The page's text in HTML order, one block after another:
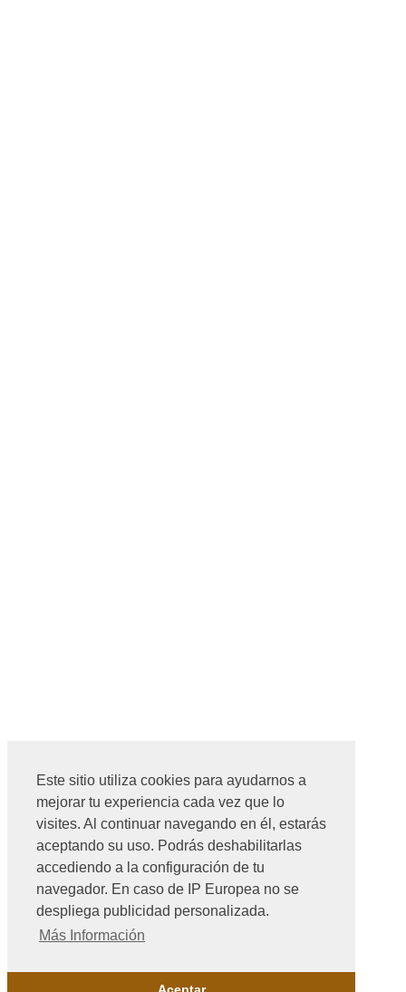
Este sitio utiliza cookies para ayudarnos a
mejorar tu experiencia cada vez que lo
visites. Al continuar navegando en él, estarás
aceptando su uso. Podrás deshabilitarlas
accediendo a la configuración de tu
navegador. En caso de IP Europea no se
despliega publicidad personalizada.
Más Información